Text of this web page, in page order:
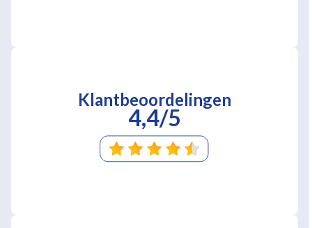
Klantbeoordelingen
4,4/5